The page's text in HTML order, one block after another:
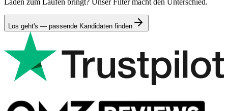
Los geht's — passende Kandidaten finden